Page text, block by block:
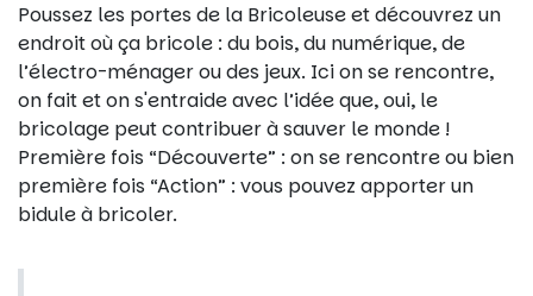
Poussez les portes de la Bricoleuse et découvrez un
endroit où ça bricole : du bois, du numérique, de
l’électro-ménager ou des jeux. Ici on se rencontre,
on fait et on s'entraide avec l’idée que, oui, le
bricolage peut contribuer à sauver le monde !
Première fois “Découverte” : on se rencontre ou bien
première fois “Action” : vous pouvez apporter un
bidule à bricoler.